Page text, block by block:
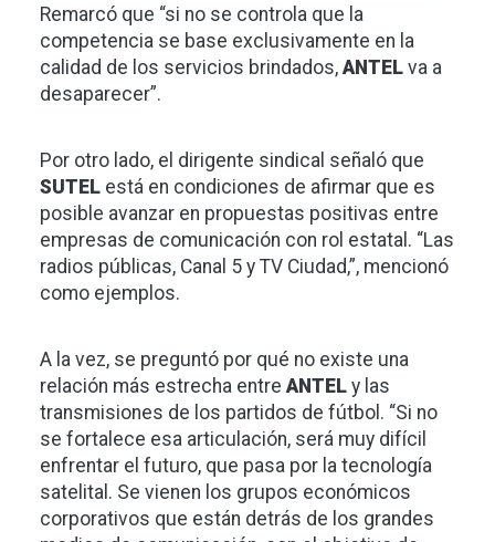
Remarcó que “si no se controla que la
competencia se base exclusivamente en la
calidad de los servicios brindados, ANTEL va a
desaparecer”.
Por otro lado, el dirigente sindical señaló que
SUTEL está en condiciones de afirmar que es
posible avanzar en propuestas positivas entre
empresas de comunicación con rol estatal. “Las
radios públicas, Canal 5 y TV Ciudad,”, mencionó
como ejemplos.
A la vez, se preguntó por qué no existe una
relación más estrecha entre ANTEL y las
transmisiones de los partidos de fútbol. “Si no
se fortalece esa articulación, será muy difícil
enfrentar el futuro, que pasa por la tecnología
satelital. Se vienen los grupos económicos
corporativos que están detrás de los grandes